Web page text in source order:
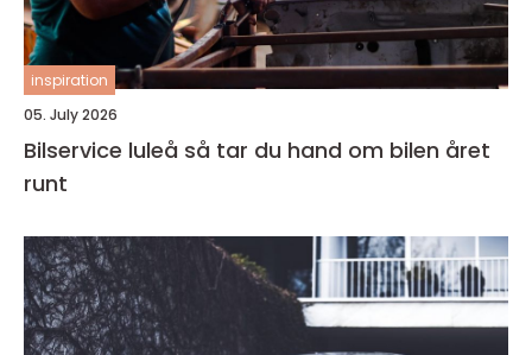
inspiration
05. July 2026
Bilservice luleå så tar du hand om bilen året
runt